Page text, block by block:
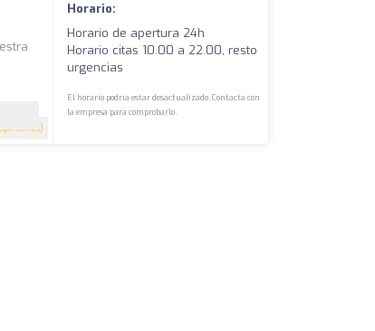
Horario:
Horario de apertura 24h
Horario citas 10.00 a 22.00, resto
urgencias
El horario podría estar desactualizado. Contacta con
la empresa para comprobarlo.